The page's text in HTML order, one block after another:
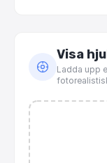
Visa
Ladda upp